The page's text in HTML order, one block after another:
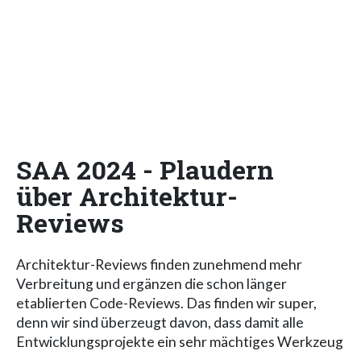
SAA 2024 - Plaudern
über Architektur-
Reviews
Architektur-Reviews finden zunehmend mehr
Verbreitung und ergänzen die schon länger
etablierten Code-Reviews. Das finden wir super,
denn wir sind überzeugt davon, dass damit alle
Entwicklungsprojekte ein sehr mächtiges Werkzeug